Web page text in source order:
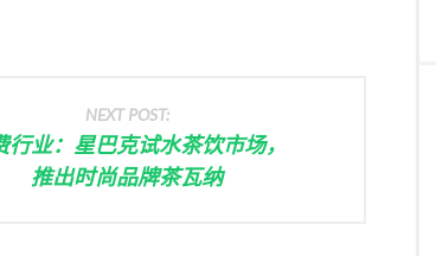
NEXT POST:
行业：星巴克试水茶饮市场，
推出时尚品牌茶瓦纳